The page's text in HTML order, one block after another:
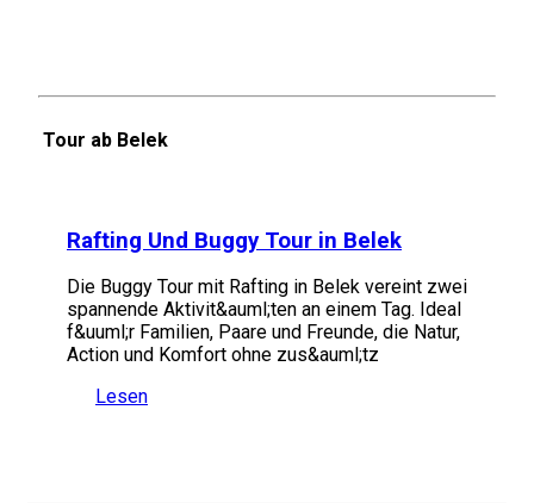
Tour ab Belek
Rafting Und Buggy Tour in Belek
Die Buggy Tour mit Rafting in Belek vereint zwei
spannende Aktivit&auml;ten an einem Tag. Ideal
f&uuml;r Familien, Paare und Freunde, die Natur,
Action und Komfort ohne zus&auml;tz
Lesen